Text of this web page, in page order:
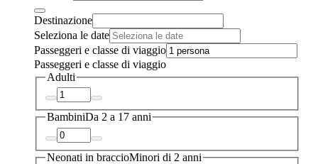
Destinazione
Seleziona le date
Passeggeri e classe di viaggio
Passeggeri e classe di viaggio
Adulti
BambiniDa 2 a 17 anni
Neonati in braccioMinori di 2 anni